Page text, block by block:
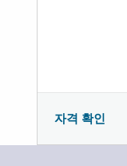
자격 확인